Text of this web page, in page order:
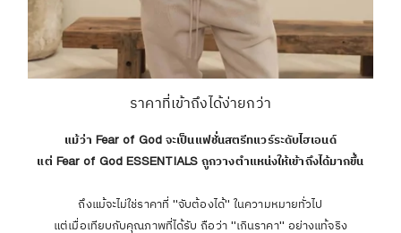
ราคาที่เข้าถึงได้ง่ายกว่า
แม้ว่า Fear of God จะเป็นแฟชั่นสตรีทแวร์ระดับไฮเอนด์
แต่ Fear of God ESSENTIALS ถูกวางตำแหน่งให้เข้าถึงได้มากขึ้น
ถึงแม้จะไม่ใช่ราคาที่ "จับต้องได้" ในความหมายทั่วไป
แต่เมื่อเทียบกับคุณภาพที่ได้รับ ถือว่า "เกินราคา" อย่างแท้จริง